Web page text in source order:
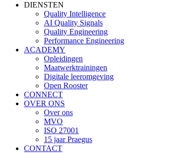
DIENSTEN
Quality Intelligence
AI Quality Signals
Quality Engineering
Performance Engineering
ACADEMY
Opleidingen
Maatwerktrainingen
Digitale leeromgeving
Open Rooster
CONNECT
OVER ONS
Over ons
MVO
ISO 27001
15 jaar Praegus
CONTACT